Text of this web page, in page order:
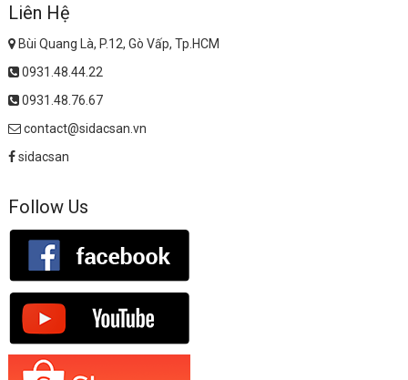
Liên Hệ
Bùi Quang Là, P.12, Gò Vấp, Tp.HCM
0931.48.44.22
0931.48.76.67
contact@sidacsan.vn
sidacsan
Follow Us